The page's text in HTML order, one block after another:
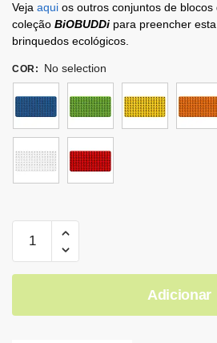
Veja aqui os outros conjuntos de blocos
coleção BiOBUDDi para preencher
brinquedos ecológicos.
COR: No selection
Adicionar